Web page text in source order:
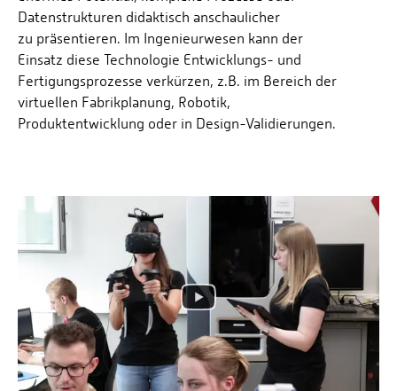
Datenstrukturen didaktisch anschaulicher
zu präsentieren. Im Ingenieurwesen kann der
Einsatz diese Technologie Entwicklungs- und
Fertigungsprozesse verkürzen, z.B. im Bereich der
virtuellen Fabrikplanung, Robotik,
Produktentwicklung oder in Design-Validierungen.